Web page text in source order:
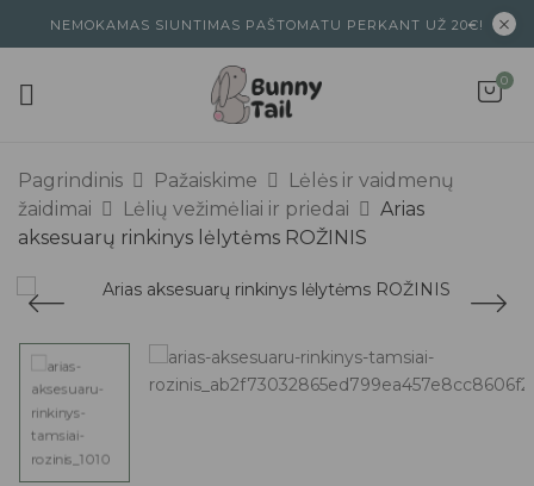
NEMOKAMAS SIUNTIMAS PAŠTOMATU PERKANT UŽ 20€!
0
Pagrindinis Pažaiskime
Lėlės ir vaidmenų
žaidimai
Lėlių vežimėliai ir priedai
Arias
aksesuarų rinkinys lėlytėms ROŽINIS